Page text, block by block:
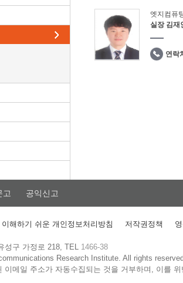
엣지컴퓨
실장 김재
연락
고 공익신고
이해하기 쉬운 개인정보처리방침 저작권정책
성구 가정로 218, TEL 1466-38
Research Institute.All rights
이메일 주소가 자동수집되는 것을 거부하며, 이를